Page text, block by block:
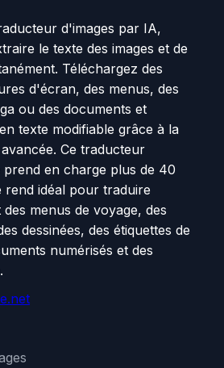
d'images par IA,
le texte des images et de
Téléchargez des
d'écran, des menus, des
ou des documents et
texte modifiable grâce à la
Ce traducteur
prend en charge plus de 40
rend idéal pour traduire
menus de voyage, des
dessinées, des étiquettes de
numérisés et des